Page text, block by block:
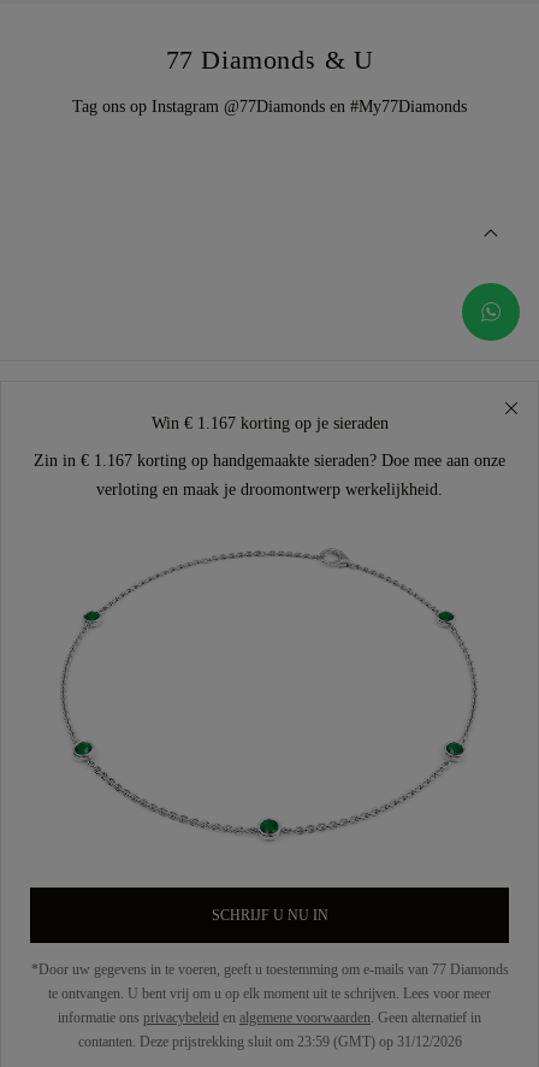
77 Diamonds & U
Tag ons op Instagram @77Diamonds en #My77Diamonds
Win € 1.167 korting op je sieraden
Zin in € 1.167 korting op handgemaakte sieraden? Doe mee aan onze
verloting en maak je droomontwerp werkelijkheid.
SCHRIJF U NU IN
*Door uw gegevens in te voeren, geeft u toestemming om e-mails van 77 Diamonds
te ontvangen. U bent vrij om u op elk moment uit te schrijven. Lees voor meer
informatie ons privacybeleid en algemene voorwaarden. Geen alternatief in
contanten. Deze prijstrekking sluit om 23:59 (GMT) op 31/12/2026